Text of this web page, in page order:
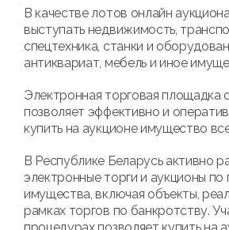
В качестве лотов онлайн
выступать недвижимость,
спецтехника, станки и
антиквариат, мебель и иное
Электронная торговая площадка
позволяет эффективно и
купить на аукционе имущество
В Республике Беларусь активно
электронные торги и аукционы
имущества, включая объекты,
рамках торгов по банкротству.